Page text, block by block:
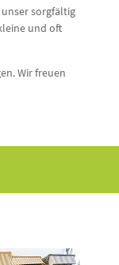
sorgfältig
und oft
Wir freuen